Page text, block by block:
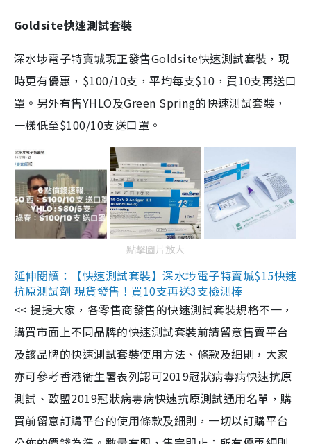
Goldsite快速測試套裝
深水埗電子特賣城現正發售Goldsite快速測試套裝，現
時更有優惠，$100/10支，平均每支$10，買10支再送口
罩。另外有售YHLO及Green Spring的快速測試套裝，
一樣低至$100/10支送口罩。
點擊圖片放大
延伸閱讀：【快速測試套裝】深水埗電子特賣城$15快速
抗原測試劑 現貨發售！買10支再送3支檢測棒
<< 提提大家，各零售商發售的快速測試套裝規格不一，
購買市面上不同品牌的快速測試套裝前請留意售賣平台
及該品牌的快速測試套裝使用方法、條款及細則，大家
亦可參考香港衞生署表列認可2019冠狀病毒病快速抗原
測試、歐盟2019冠狀病毒病快速抗原測試通用名單，購
買前留意訂購平台的使用條款及細則，一切以訂購平台